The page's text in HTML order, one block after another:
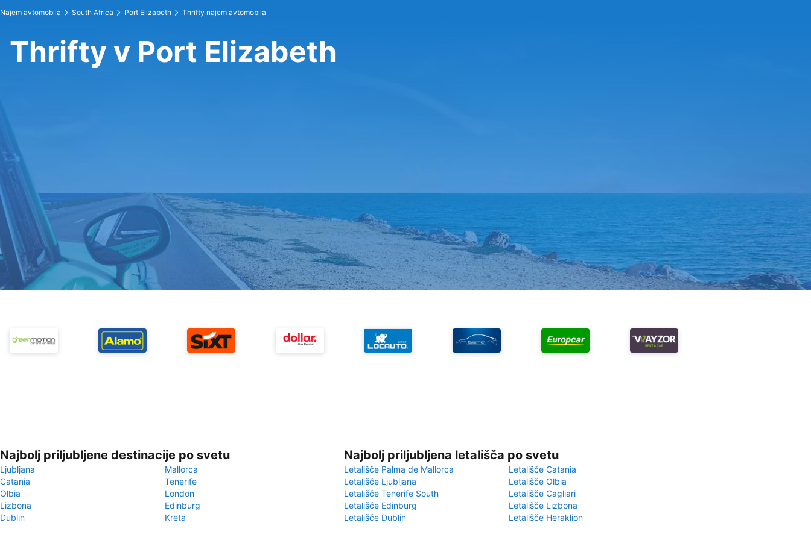
Najem avtomobila South Africa Port Elizabeth Thrifty najem avtomobila
Thrifty v Port Elizabeth
Najbolj priljubljene destinacije po svetu
Ljubljana
Mallorca
Catania
Tenerife
Olbia
London
Lizbona
Edinburg
Dublin
Kreta
Najbolj priljubljena letališča po svetu
Letališče Palma de Mallorca
Letališče Catania
Letališče Ljubljana
Letališče Olbia
Letališče Tenerife South
Letališče Cagliari
Letališče Edinburg
Letališče Lizbona
Letališče Dublin
Letališče Heraklion